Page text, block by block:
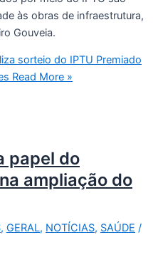
às obras de infraestrutura,
Gouveia.
sorteio do IPTU Premiado
Read More »
papel do
ampliação do
, GERAL, NOTÍCIAS, SAÚDE /